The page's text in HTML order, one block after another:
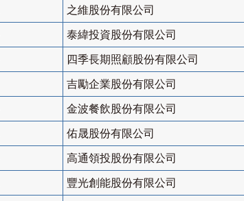
之維股份有限公司
泰緯投資股份有限公司
四季長期照顧股份有限公司
吉勵企業股份有限公司
金波餐飲股份有限公司
佑晟股份有限公司
高通領投股份有限公司
豐光創能股份有限公司